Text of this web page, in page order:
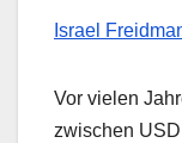
Israel
Vor vielen
zwischen